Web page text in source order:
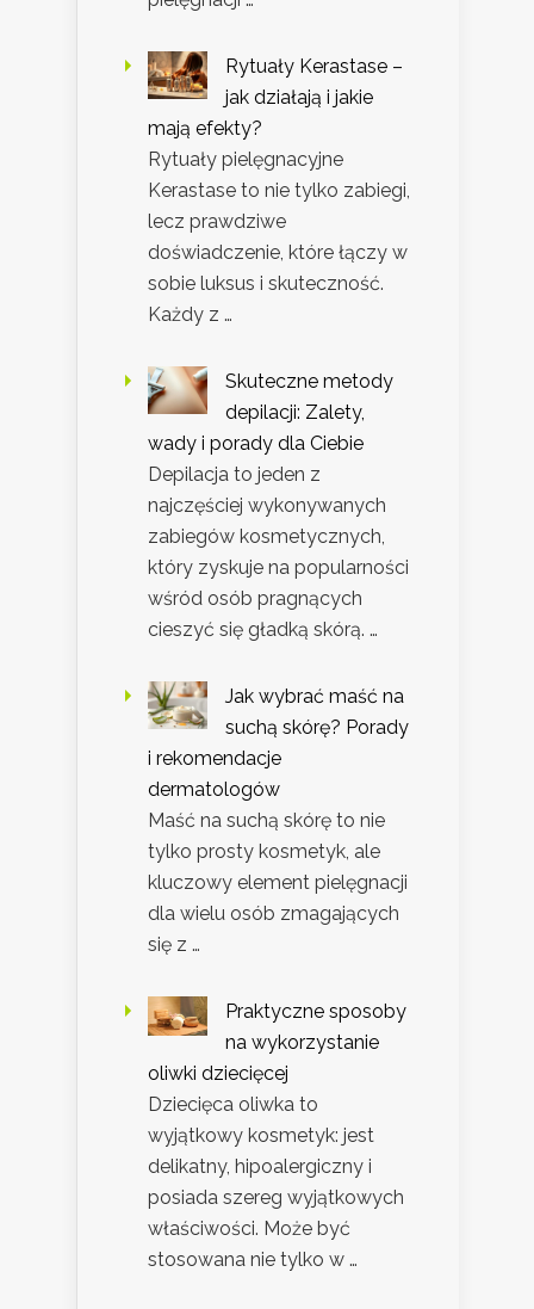
Rytuały Kerastase –
jak działają i jakie
mają efekty?
Rytuały pielęgnacyjne
Kerastase to nie tylko zabiegi,
lecz prawdziwe
doświadczenie, które łączy w
sobie luksus i skuteczność.
Każdy z …
Skuteczne metody
depilacji: Zalety,
wady i porady dla Ciebie
Depilacja to jeden z
najczęściej wykonywanych
zabiegów kosmetycznych,
który zyskuje na popularności
wśród osób pragnących
cieszyć się gładką skórą. …
Jak wybrać maść na
suchą skórę? Porady
i rekomendacje
dermatologów
Maść na suchą skórę to nie
tylko prosty kosmetyk, ale
kluczowy element pielęgnacji
dla wielu osób zmagających
się z …
Praktyczne sposoby
na wykorzystanie
oliwki dziecięcej
Dziecięca oliwka to
wyjątkowy kosmetyk: jest
delikatny, hipoalergiczny i
posiada szereg wyjątkowych
właściwości. Może być
stosowana nie tylko w …